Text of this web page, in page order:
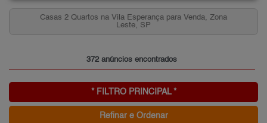
Casas 2 Quartos na Vila Esperança para Venda, Zona
Leste, SP
372 anúncios encontrados
* FILTRO PRINCIPAL *
Refinar e Ordenar